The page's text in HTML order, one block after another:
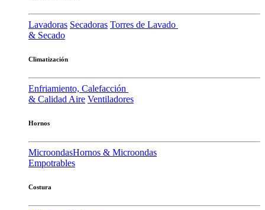
Lavadoras Secadoras Torres de Lavado
& Secado
Climatización
Enfriamiento, Calefacción
& Calidad Aire Ventiladores
Hornos
MicroondasHornos & Microondas
Empotrables
Costura